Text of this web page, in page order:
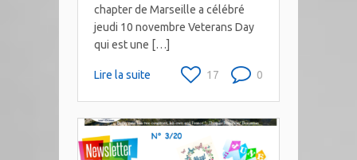
chapter de Marseille a célébré
jeudi 10 novembre Veterans Day
qui est une […]
Lire la suite 0
17